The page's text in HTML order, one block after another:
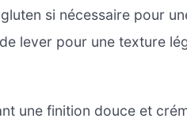
si nécessaire pour
lever pour une texture
une finition douce et